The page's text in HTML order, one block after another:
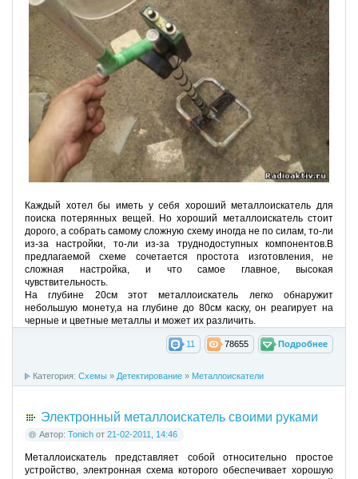
Каждый хотел бы иметь у себя хороший металлоискатель для
поиска потерянных вещей. Но хороший металлоискатель стоит
дорого, а собрать самому сложную схему иногда не по силам, то-ли
из-за настройки, то-ли из-за труднодоступных компонентов.В
предлагаемой схеме сочетается простота изготовления, не
сложная настройка, и что самое главное, высокая
чувствительность.
На глубине 20см этот металлоискатель легко обнаружит
небольшую монету,а на глубине до 80см каску, он реагирует на
черные и цветные металлы и может их различить.
Подробнее
78655
11
Категория: Схемы » Детектирование » Металлоискатели
Электронный металлоискатель своими руками
Автор: Tonich от 21-02-2011, 14:46
Металлоискатель представляет собой относительно простое
устройство, электронная схема которого обеспечивает хорошую